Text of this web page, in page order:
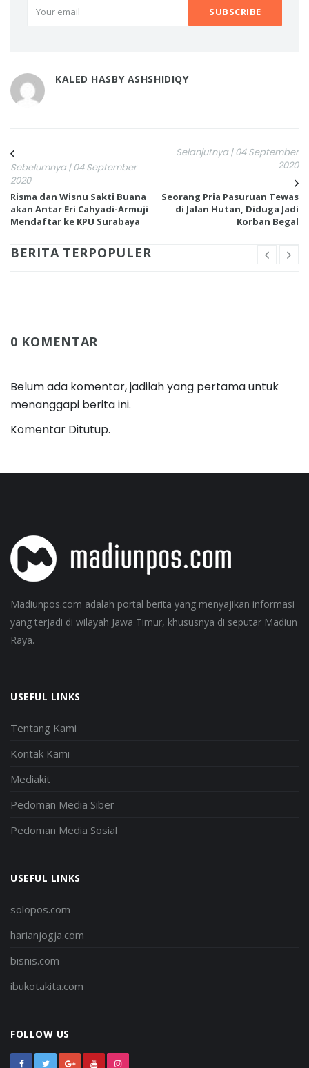
KALED HASBY ASHSHIDIQY
Sebelumnya | 04 September
2020
Risma dan Wisnu Sakti Buana
akan Antar Eri Cahyadi-Armuji
Mendaftar ke KPU Surabaya
Selanjutnya | 04 September
2020
Seorang Pria Pasuruan Tewas
di Jalan Hutan, Diduga Jadi
Korban Begal
BERITA TERPOPULER
0 KOMENTAR
Belum ada komentar, jadilah yang pertama untuk
menanggapi berita ini.
Komentar Ditutup.
Madiunpos.com adalah portal berita yang menyajikan informasi
yang terjadi di wilayah Jawa Timur, khususnya di seputar Madiun
Raya.
USEFUL LINKS
Tentang Kami
Kontak Kami
Mediakit
Pedoman Media Siber
Pedoman Media Sosial
USEFUL LINKS
solopos.com
harianjogja.com
bisnis.com
ibukotakita.com
FOLLOW US